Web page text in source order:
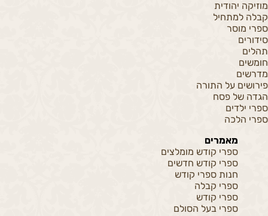
מוזיקה יהודית
קבלה למתחיל
ספרי מוסר
סידורים
תהלים
חומשים
מדרשים
פירושים על התורה
הגדה של פסח
ספרי ילדים
ספרי הלכה
מאמרים
ספרי קודש מומלצים
ספרי קודש חדשים
חנות ספרי קודש
ספרי קבלה
ספרי קודש
ספרי בעל הסולם